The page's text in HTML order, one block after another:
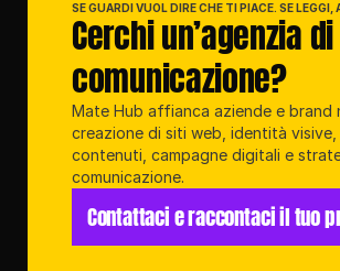
SE GUARDI VUOL DIRE CHE TI PIACE. SE LEGGI,
Cerchi un’agenzia di
comunicazione?
Mate Hub affianca aziende e brand
creazione di siti web, identità visive,
contenuti, campagne digitali e
comunicazione.
Contattaci e raccontaci il tuo